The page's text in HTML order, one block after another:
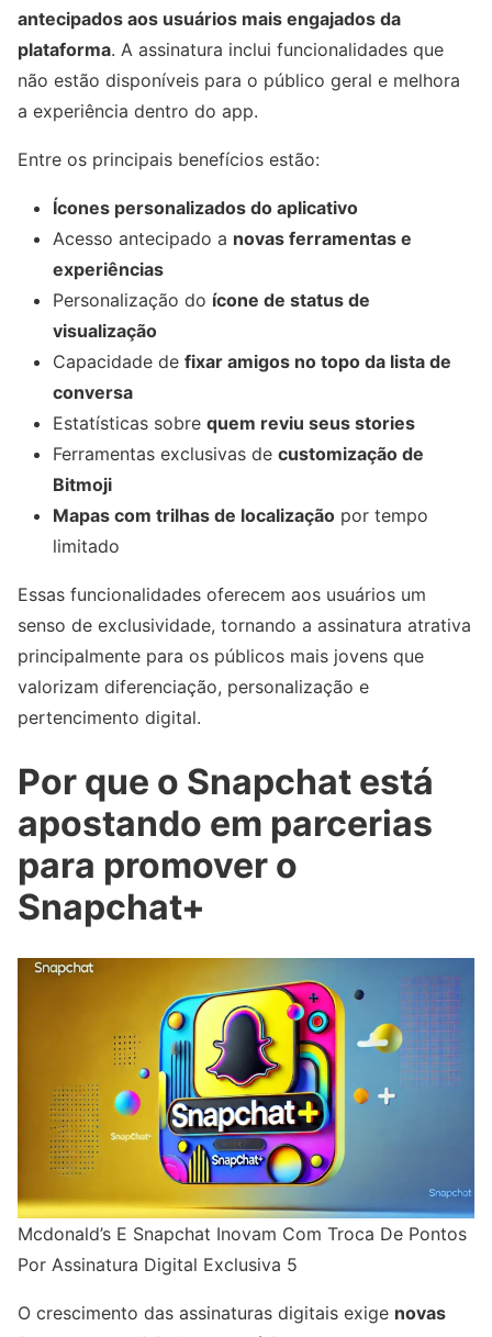
antecipados aos usuários mais engajados da
plataforma. A assinatura inclui funcionalidades que
não estão disponíveis para o público geral e melhora
a experiência dentro do app.
Entre os principais benefícios estão:
Ícones personalizados do aplicativo
Acesso antecipado a novas ferramentas e
experiências
Personalização do ícone de status de
visualização
Capacidade de fixar amigos no topo da lista de
conversa
Estatísticas sobre quem reviu seus stories
Ferramentas exclusivas de customização de
Bitmoji
Mapas com trilhas de localização por tempo
limitado
Essas funcionalidades oferecem aos usuários um
senso de exclusividade, tornando a assinatura atrativa
principalmente para os públicos mais jovens que
valorizam diferenciação, personalização e
pertencimento digital.
Por que o Snapchat está
apostando em parcerias
para promover o
Snapchat+
Mcdonald’s E Snapchat Inovam Com Troca De Pontos
Por Assinatura Digital Exclusiva 5
O crescimento das assinaturas digitais exige novas